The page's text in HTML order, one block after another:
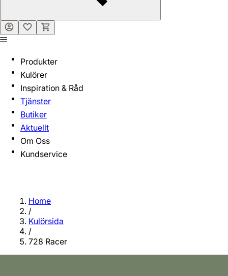
Produkter
Kulörer
Inspiration & Råd
Tjänster
Butiker
Aktuellt
Om Oss
Kundservice
Home
/
Kulörsida
/
728 Racer